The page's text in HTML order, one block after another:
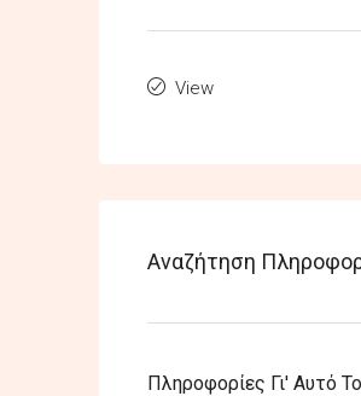
View
Αναζήτηση
Πληροφορίες Γι' Αυτό